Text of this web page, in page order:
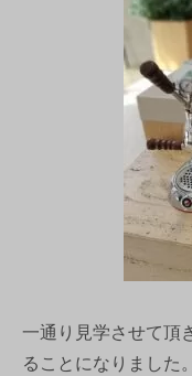
一通り見学させて頂
ることになりました。